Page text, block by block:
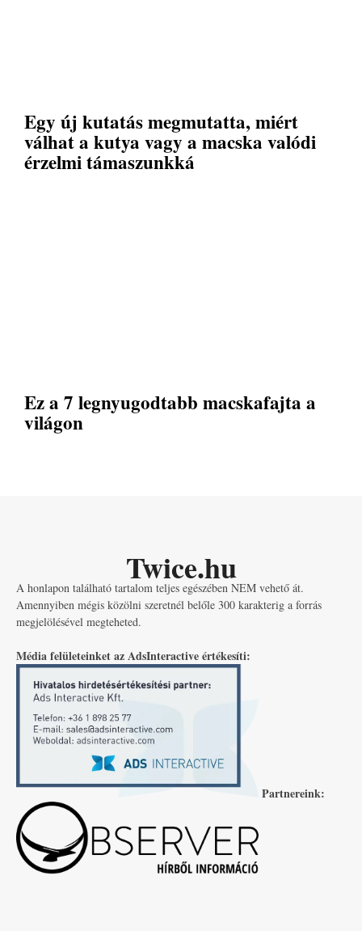
Egy új kutatás megmutatta, miért
válhat a kutya vagy a macska valódi
érzelmi támaszunkká
Ez a 7 legnyugodtabb macskafajta a
világon
Twice.hu
A honlapon található tartalom teljes egészében NEM vehető át.
Amennyiben mégis közölni szeretnél belőle 300 karakterig a forrás
megjelölésével megteheted.
Média felületeinket az AdsInteractive értékesíti:
Partnereink: